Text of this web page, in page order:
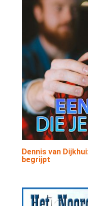
Dennis van
begrijpt